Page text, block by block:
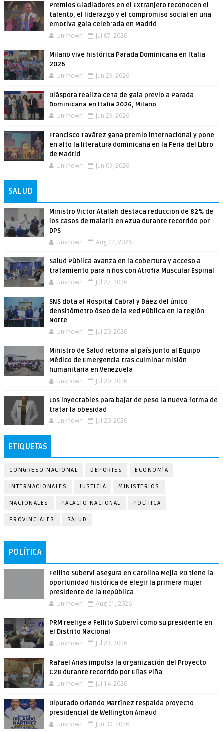
Premios Gladiadores en el Extranjero reconocen el
talento, el liderazgo y el compromiso social en una
emotiva gala celebrada en Madrid
Unknown Jul 07, 2026
Milano vive histórica Parada Dominicana en Italia
2026
Unknown Jun 29, 2026
Diáspora realiza cena de gala previo a Parada
Dominicana en Italia 2026, Milano
Unknown Jun 29, 2026
Francisco Tavárez gana premio internacional y pone
en alto la literatura dominicana en la Feria del Libro
de Madrid
Unknown Jun 09, 2026
SALUD
Ministro Víctor Atallah destaca reducción de 82% de
los casos de malaria en Azua durante recorrido por
DPS
Unknown Aug 02, 2026
Salud Pública avanza en la cobertura y acceso a
tratamiento para niños con Atrofia Muscular Espinal
Unknown Jul 27, 2026
SNS dota al Hospital Cabral y Báez del único
densitómetro óseo de la Red Pública en la región
Norte
Unknown Jul 20, 2026
Ministro de Salud retorna al país junto al Equipo
Médico de Emergencia tras culminar misión
humanitaria en Venezuela
Unknown Jul 20, 2026
Los inyectables para bajar de peso la nueva forma de
tratar la obesidad
Unknown Jul 20, 2026
ETIQUETAS
CONGRESO NACIONAL DEPORTES ECONOMÍA
INTERNACIONALES JUSTICIA MINISTERIOS
NACIONALES PALACIO NACIONAL POLÍTICA
PROVINCIALES SALUD
POLÍTICA
Fellito Suberví asegura en Carolina Mejía RD tiene la
oportunidad histórica de elegir la primera mujer
presidente de la República
Unknown Aug 01, 2026
PRM reelige a Fellito Suberví como su presidente en
el Distrito Nacional
Unknown Jul 23, 2026
Rafael Arias impulsa la organización del Proyecto
C28 durante recorrido por Elías Piña
Unknown Jul 14, 2026
Diputado Orlando Martínez respalda proyecto
presidencial de Wellington Arnaud
Unknown Jun 30, 2026